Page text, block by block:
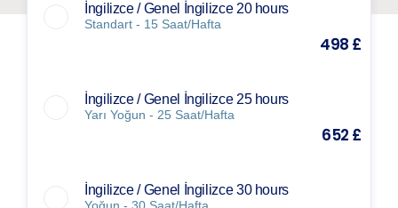
İngilizce / Genel İngilizce 20 hours
Standart - 15 Saat/Hafta
498 £
İngilizce / Genel İngilizce 25 hours
Yarı Yoğun - 25 Saat/Hafta
652 £
İngilizce / Genel İngilizce 30 hours